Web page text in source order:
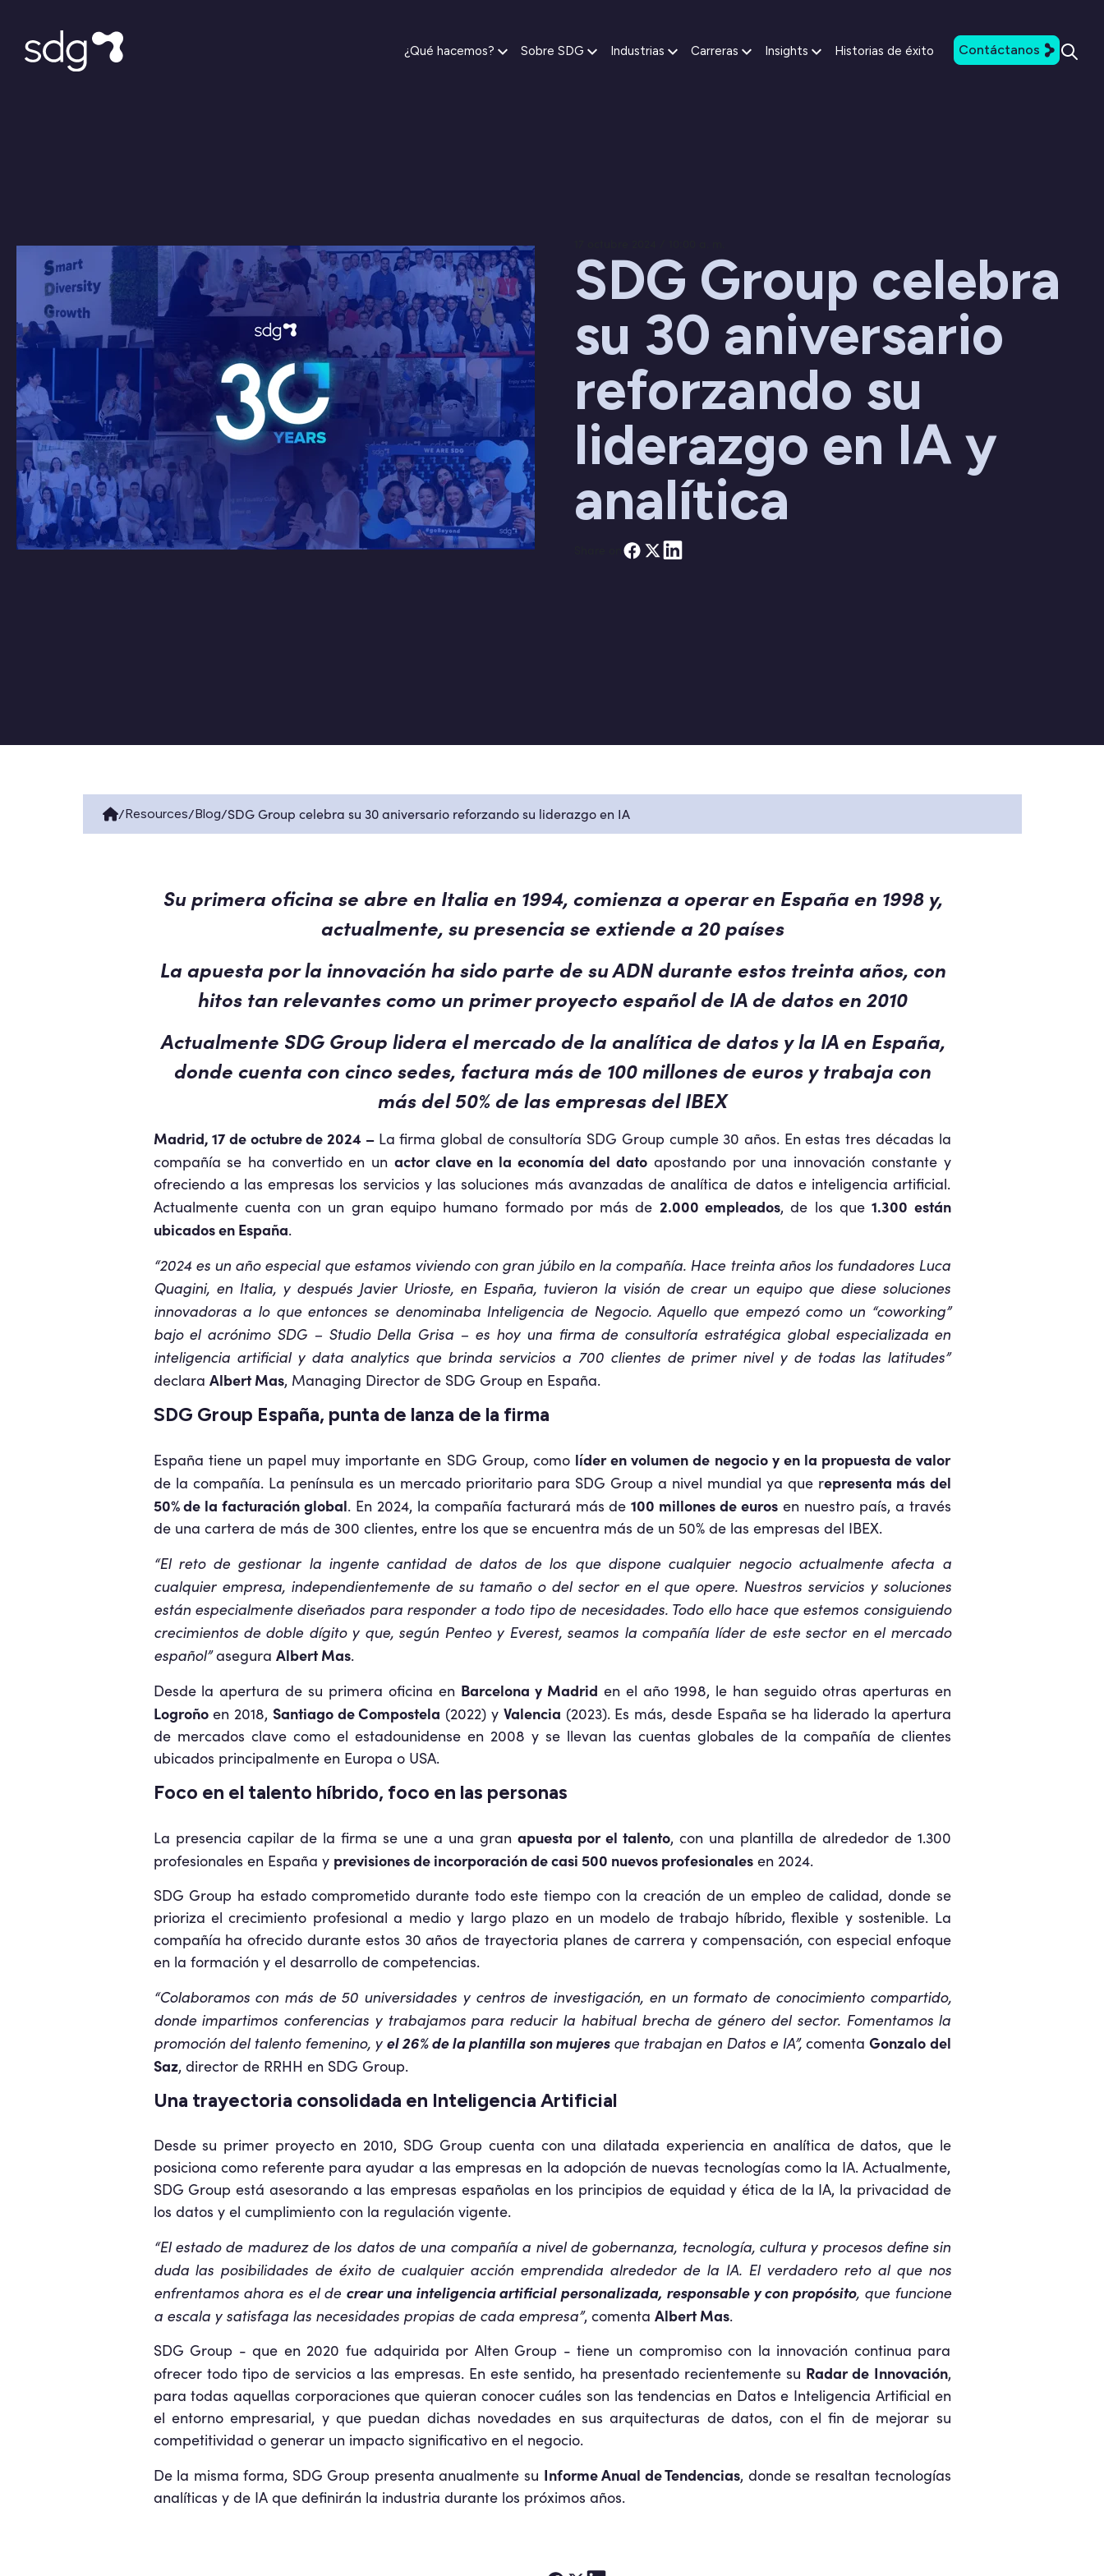
¿Qué hacemos? Sobre SDG Industrias Carreras Insights Historias de éxito Contáctanos
SDG Group celebra
su 30 aniversario
reforzando su
liderazgo en IA y
analítica
/Resources/Blog/SDG Group celebra su 30 aniversario reforzando su liderazgo en IA
Su primera oficina se abre en Italia en 1994, comienza a operar en España en 1998 y,
actualmente, su presencia se extiende a 20 países
La apuesta por la innovación ha sido parte de su ADN durante estos treinta años, con
hitos tan relevantes como un primer proyecto español de IA de datos en 2010
Actualmente SDG Group lidera el mercado de la analítica de datos y la IA en España,
donde cuenta con cinco sedes, factura más de 100 millones de euros y trabaja con
más del 50% de las empresas del IBEX
Madrid, 17 de octubre de 2024 – La firma global de consultoría SDG Group cumple 30 años. En estas tres décadas la
compañía se ha convertido en un actor clave en la economía del dato apostando por una innovación constante y
ofreciendo a las empresas los servicios y las soluciones más avanzadas de analítica de datos e inteligencia artificial.
Actualmente cuenta con un gran equipo humano formado por más de 2.000 empleados, de los que1.300 están
ubicados en España.
“2024 es un año especial que estamos viviendo con gran júbilo en la compañía. Hace treinta años los fundadores Luca
Quagini, en Italia, y después Javier Urioste, en España, tuvieron la visión de crear un equipo que diese soluciones
innovadoras a lo que entonces se denominaba Inteligencia de Negocio. Aquello que empezó como un “coworking”
bajo el acrónimo SDG – Studio Della Grisa – es hoy una firma de consultoría estratégica global especializada en
inteligencia artificial y data analytics que brinda servicios a 700 clientes de primer nivel y de todas las latitudes”
declara Albert Mas, Managing Director de SDG Group en España.
SDG Group España, punta de lanza de la firma
España tiene un papel muy importante en SDG Group, como líder en volumen de negocio y en la propuesta de valor
de la compañía. La península es un mercado prioritario para SDG Group a nivel mundial ya que representa más del
50% de la facturación global. En 2024, la compañía facturará más de100 millones de euros en nuestro país, a través
de una cartera de más de 300 clientes, entre los que se encuentra más de un 50% de las empresas del IBEX.
“El reto de gestionar la ingente cantidad de datos de los que dispone cualquier negocio actualmente afecta a
cualquier empresa, independientemente de su tamaño o del sector en el que opere. Nuestros servicios y soluciones
están especialmente diseñados para responder a todo tipo de necesidades. Todo ello hace que estemos consiguiendo
crecimientos de doble dígito y que, según Penteo y Everest, seamos la compañía líder de este sector en el mercado
español”asegura Albert Mas.
Desde la apertura de su primera oficina en Barcelona y Madrid en el año 1998, le han seguido otras aperturas en
Logroñoen 2018, Santiago de Compostela (2022) y Valencia (2023). Es más, desde España se ha liderado la apertura
de mercados clave como el estadounidense en 2008 y se llevan las cuentas globales de la compañía de clientes
ubicados principalmente en Europa o USA.
Foco en el talento híbrido, foco en las personas
La presencia capilar de la firma se une a una gran apuesta por el talento, con una plantilla de alrededor de 1.300
profesionales en España y previsiones de incorporación de casi 500 nuevos profesionalesen 2024.
SDG Group ha estado comprometido durante todo este tiempo con la creación de un empleo de calidad, donde se
prioriza el crecimiento profesional a medio y largo plazo en un modelo de trabajo híbrido, flexible y sostenible. La
compañía ha ofrecido durante estos 30 años de trayectoria planes de carrera y compensación, con especial enfoque
en la formación y el desarrollo de competencias.
“Colaboramos con más de 50 universidades y centros de investigación, en un formato de conocimiento compartido,
donde impartimos conferencias y trabajamos para reducir la habitual brecha de género del sector. Fomentamos la
promoción del talento femenino, y el 26% de la plantilla son mujeresque trabajan en Datos e IA”,comentaGonzalo del
Saz, director de RRHH en SDG Group.
Una trayectoria consolidada en Inteligencia Artificial
Desde su primer proyecto en 2010, SDG Group cuenta con una dilatada experiencia en analítica de datos, que le
posiciona como referente para ayudar a las empresas en la adopción de nuevas tecnologías como la IA. Actualmente,
SDG Group está asesorando a las empresas españolas en los principios de equidad y ética de la IA, la privacidad de
los datos y el cumplimiento con la regulación vigente.
“El estado de madurez de los datos de una compañía a nivel de gobernanza, tecnología, cultura y procesos define sin
duda las posibilidades de éxito de cualquier acción emprendida alrededor de la IA. El verdadero reto al que nos
enfrentamos ahora es el de crear una inteligencia artificial personalizada, responsable y con propósito, que funcione
a escala y satisfaga las necesidades propias de cada empresa”, comenta Albert Mas.
SDG Group - que en 2020 fue adquirida por Alten Group - tiene un compromiso con la innovación continua para
ofrecer todo tipo de servicios a las empresas. En este sentido, ha presentado recientemente su Radar de Innovación,
para todas aquellas corporaciones que quieran conocer cuáles son las tendencias en Datos e Inteligencia Artificial en
el entorno empresarial, y que puedan dichas novedades en sus arquitecturas de datos, con el fin de mejorar su
competitividad o generar un impacto significativo en el negocio.
De la misma forma, SDG Group presenta anualmente su Informe Anual de Tendencias, donde se resaltan tecnologías
analíticas y de IA que definirán la industria durante los próximos años.